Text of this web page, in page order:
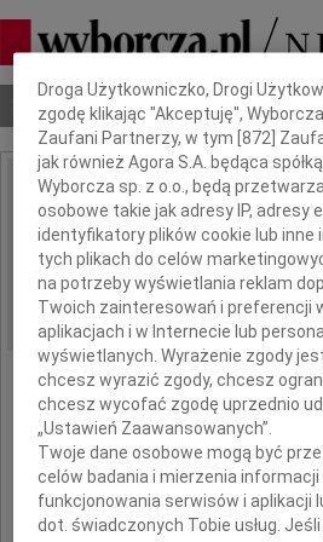
Nekrologi Odeszli Poradnik
IMIĘ I NAZWISKO: Janina
REGION: Łódź
DATA EMISJI: 08.02.2014
dziękuję
Dbamy o Twoją prywatność
Droga Użytkowniczko, Drogi
zgodę klikając "Akceptuję",
Zaufani Partnerzy, w tym [872 ]
jak również Agora S.A. będąca
Wyborcza sp. z o.o., będą
osobowe takie jak adresy IP, adresy
identyfikatory plików cookie lub inne
tych plikach do celów
na potrzeby wyświetlania reklam
Twoich zainteresowań i preferencji
aplikacjach i w Internecie lub
wyświetlanych. Wyrażenie zgody
chcesz wyrazić zgody, chcesz
chcesz wycofać zgodę uprzednio
„Ustawień Zaawansowanych”.
Twoje dane osobowe mogą być
celów badania i mierzenia
funkcjonowania serwisów i aplikacji
dot. świadczonych Tobie usług.